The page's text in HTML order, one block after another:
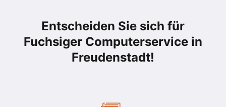
Entscheiden Sie sich für
Fuchsiger Computerservice in
Freudenstadt!